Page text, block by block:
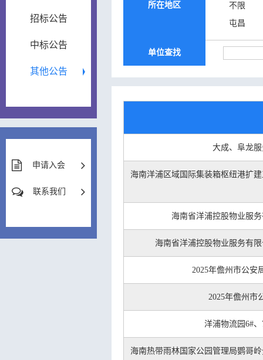
招标公告
中标公告
其他公告
申请入会
联系我们
所在地区
不限
屯昌
单位查找
大成、阜龙
海南洋浦区域国际集装箱枢纽港扩
海南省洋浦控股物业服
海南省洋浦控股物业服务有
2025年儋州市公安
2025年儋州市
洋浦物流园6#
海南热带雨林国家公园管理局鹦哥